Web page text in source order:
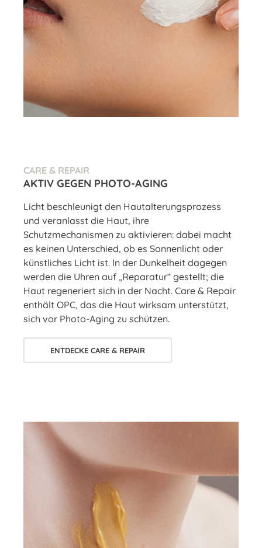
CARE & REPAIR
AKTIV GEGEN PHOTO-AGING
Licht beschleunigt den Hautalterungsprozess
und veranlasst die Haut, ihre
Schutzmechanismen zu aktivieren: dabei macht
es keinen Unterschied, ob es Sonnenlicht oder
künstliches Licht ist. In der Dunkelheit dagegen
werden die Uhren auf „Reparatur“ gestellt; die
Haut regeneriert sich in der Nacht. Care & Repair
enthält OPC, das die Haut wirksam unterstützt,
sich vor Photo-Aging zu schützen.
ENTDECKE CARE & REPAIR